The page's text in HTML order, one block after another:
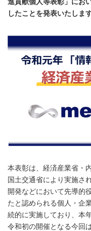
進貢献個人等表彰」にお
したことを発表いたします
本表彰は、経済産業省・
国土交通省により実施さ
開発などにおいて先導的
たと認められる個人・企
続的に実施しており、本
令和初の開催となる今回